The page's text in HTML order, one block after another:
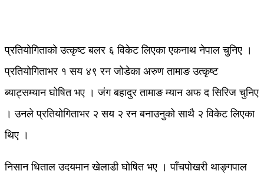
प्रतियोगिताको उत्कृष्ट बलर ६ विकेट लिएका एकनाथ नेपाल चुनिए ।
प्रतियोगिताभर १ सय ४९ रन जोडेका अरुण तामाङ उत्कृष्ट
ब्याट्सम्यान घोषित भए । जंग बहादुर तामाङ म्यान अफ द सिरिज चुनिए
। उनले प्रतियोगिताभर २ सय २ रन बनाउनुको साथै २ विकेट लिएका
थिए ।
निसान धिताल उदयमान खेलाडी घोषित भए । पाँचपोखरी थाङ्गपाल